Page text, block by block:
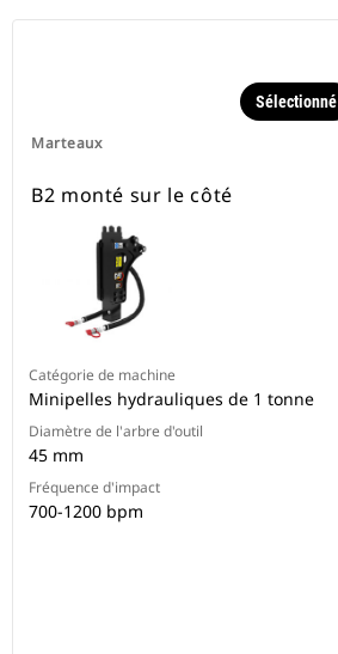
Marteaux
Sélectionné
B2 monté sur le côté
Catégorie de machine
Minipelles hydrauliques de 1 tonne
Diamètre de l'arbre d'outil
45 mm
Fréquence d'impact
700-1200 bpm